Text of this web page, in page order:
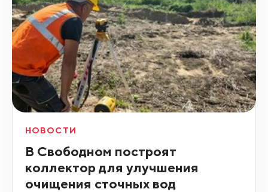
НОВОСТИ
В Свободном построят
коллектор для улучшения
очищения сточных вод